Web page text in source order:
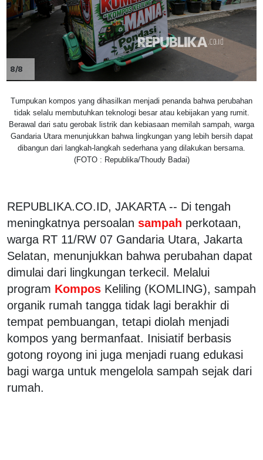
8/8
Tumpukan kompos yang dihasilkan menjadi penanda bahwa perubahan
tidak selalu membutuhkan teknologi besar atau kebijakan yang rumit.
Berawal dari satu gerobak listrik dan kebiasaan memilah sampah, warga
Gandaria Utara menunjukkan bahwa lingkungan yang lebih bersih dapat
dibangun dari langkah-langkah sederhana yang dilakukan bersama.
(FOTO : Republika/Thoudy Badai)
REPUBLIKA.CO.ID, JAKARTA -- Di tengah
meningkatnya persoalan sampah perkotaan,
warga RT 11/RW 07 Gandaria Utara, Jakarta
Selatan, menunjukkan bahwa perubahan dapat
dimulai dari lingkungan terkecil. Melalui
program Kompos Keliling (KOMLING), sampah
organik rumah tangga tidak lagi berakhir di
tempat pembuangan, tetapi diolah menjadi
kompos yang bermanfaat. Inisiatif berbasis
gotong royong ini juga menjadi ruang edukasi
bagi warga untuk mengelola sampah sejak dari
rumah.